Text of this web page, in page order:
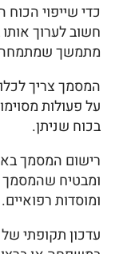
כדי שייפוי
חשוב לערוך
מתמשך
המסמך צריך
על פעולות
בכוח שניתן.
רישום המסמך
ומבטיח שהמסמך
ומוסדות רפואיים.
עדכון תקופתי